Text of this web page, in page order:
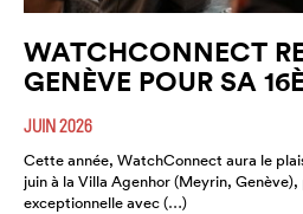
WATCHCONNECT
GENÈVE POUR SA
JUIN 2026
Cette année, WatchConnect aura le
juin à la Villa Agenhor (Meyrin,
exceptionnelle avec (…)